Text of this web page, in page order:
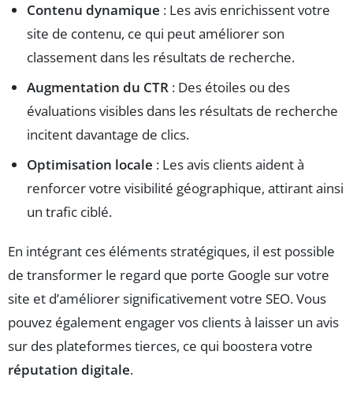
Contenu dynamique : Les avis enrichissent votre
site de contenu, ce qui peut améliorer son
classement dans les résultats de recherche.
Augmentation du CTR : Des étoiles ou des
évaluations visibles dans les résultats de recherche
incitent davantage de clics.
Optimisation locale : Les avis clients aident à
renforcer votre visibilité géographique, attirant ainsi
un trafic ciblé.
En intégrant ces éléments stratégiques, il est possible
de transformer le regard que porte Google sur votre
site et d’améliorer significativement votre SEO. Vous
pouvez également engager vos clients à laisser un avis
sur des plateformes tierces, ce qui boostera votre
réputation digitale.